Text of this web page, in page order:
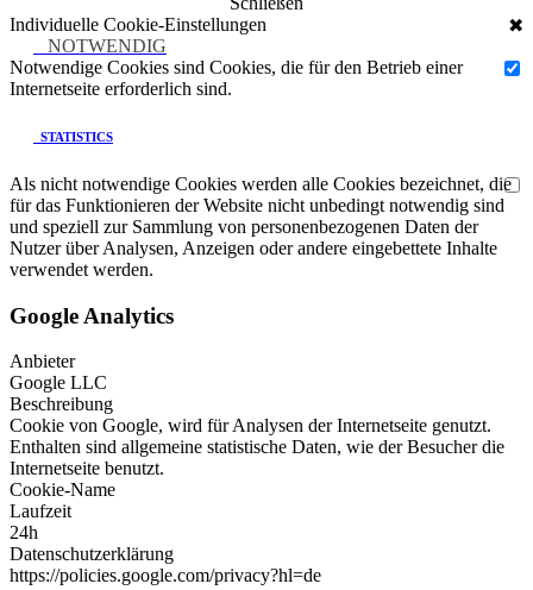
Individuelle Cookie-Einstellungen
✖
NOTWENDIG
Notwendige Cookies sind Cookies, die für den Betrieb einer
Internetseite erforderlich sind.
STATISTICS
Als nicht notwendige Cookies werden alle Cookies bezeichnet, die
für das Funktionieren der Website nicht unbedingt notwendig sind
und speziell zur Sammlung von personenbezogenen Daten der
Nutzer über Analysen, Anzeigen oder andere eingebettete Inhalte
verwendet werden.
Google Analytics
Anbieter
Google LLC
Beschreibung
Cookie von Google, wird für Analysen der Internetseite genutzt.
Enthalten sind allgemeine statistische Daten, wie der Besucher die
Internetseite benutzt.
Cookie-Name
Laufzeit
24h
Datenschutzerklärung
https://policies.google.com/privacy?hl=de